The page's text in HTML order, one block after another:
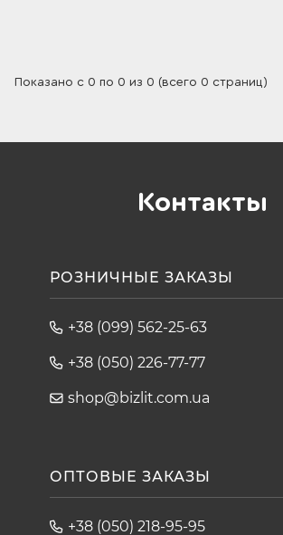
Показано с 0 по 0 из 0 (всего 0 страниц)
Контакты
РОЗНИЧНЫЕ ЗАКАЗЫ
+38 (099) 562-25-63
+38 (050) 226-77-77
shop@bizlit.com.ua
ОПТОВЫЕ ЗАКАЗЫ
+38 (050) 218-95-95